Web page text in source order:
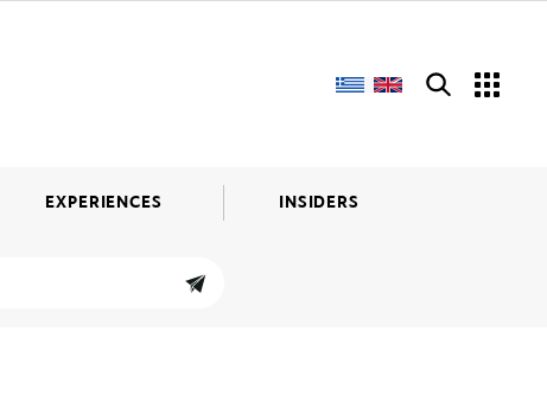
EXPERIENCES INSIDERS